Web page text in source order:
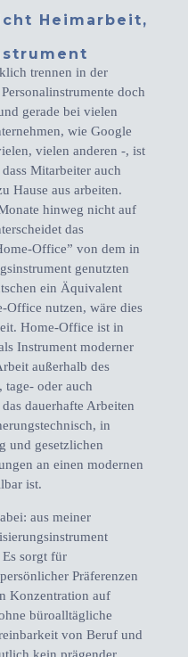
Heimarbeit,
trennen in der
doch
gerade bei vielen
wie Google
vielen anderen -, ist
Mitarbeiter auch
Hause aus arbeiten.
hinweg nicht auf
das
Office” von dem in
genutzten
ein Äquivalent
Office nutzen, wäre dies
Home-Office ist in
Instrument moderner
außerhalb des
oder auch
dauerhafte Arbeiten
in
und gesetzlichen
an einen modernen
ist.
aus meiner
sorgt für
Präferenzen
Konzentration auf
büroalltägliche
von Beruf und